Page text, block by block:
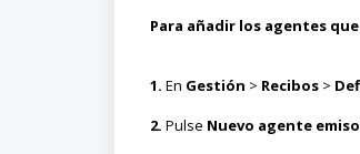
Para añadir los agentes
1. En Gestión > Recibos >
2. Pulse Nuevo agente